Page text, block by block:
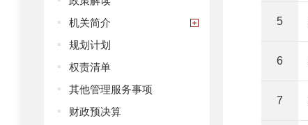
机关简介
规划计划
权责清单
其他管理服务事项
财政预决算
5
6
7